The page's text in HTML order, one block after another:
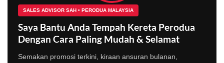
SALES ADVISOR SAH • PERODUA MALAYSIA
Saya Bantu Anda Tempah Kereta Perodua
Dengan Cara Paling Mudah & Selamat
Semakan promosi terkini, kiraan ansuran bulanan,